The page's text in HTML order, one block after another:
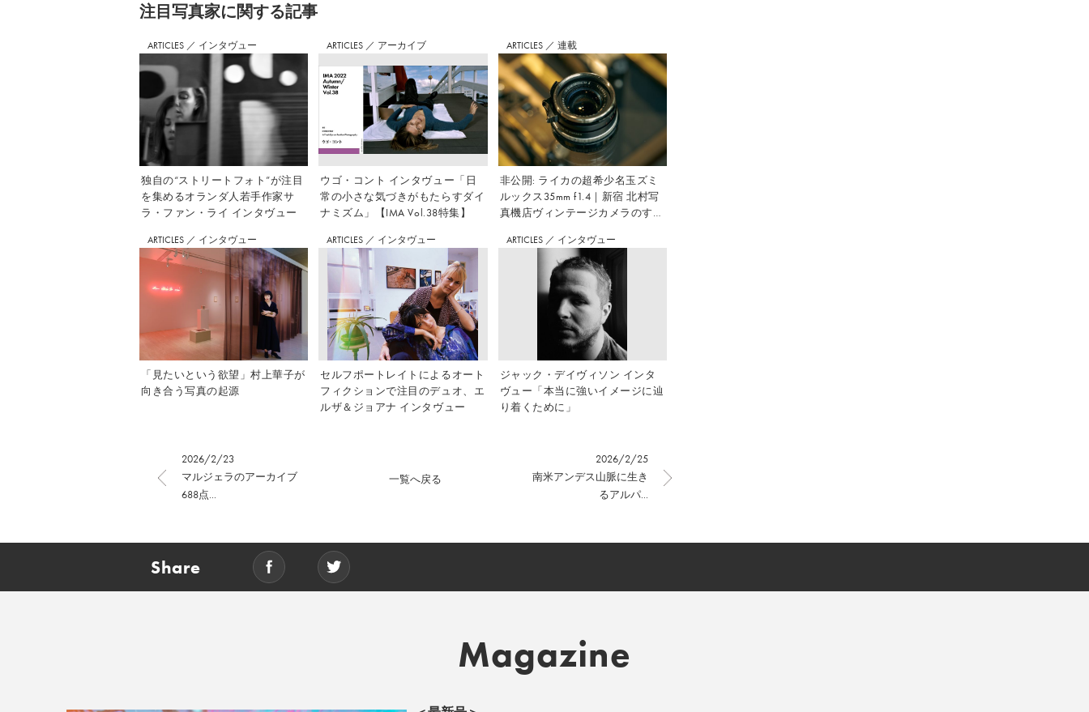
注⽬写真家に関する記事
ARTICLES ／ インタヴュー
独自の“ストリートフォト”が注目
を集めるオランダ人若手作家サ
ラ・ファン・ライ インタヴュー
ARTICLES ／ アーカイブ
ウゴ・コント インタヴュー「日
常の小さな気づきがもたらすダイ
ナミズム」【IMA Vol.38特集】
ARTICLES ／ 連載
非公開: ライカの超希少名玉ズミ
ルックス35mm f1.4｜新宿 北村写
真機店ヴィンテージカメラのすす
ARTICLES ／ インタヴュー
「見たいという欲望」村上華子が
向き合う写真の起源
ARTICLES ／ インタヴュー
セルフポートレイトによるオート
フィクションで注目のデュオ、エ
ルザ＆ジョアナ インタヴュー
ARTICLES ／ インタヴュー
ジャック・デイヴィソン インタ
ヴュー「本当に強いイメージに辿
り着くために」
2026/2/23
マルジェラのアーカイブ
688点...
2026/2/25
南米アンデス山脈に生き
るアルパ...
一覧へ戻る
Share
Magazine